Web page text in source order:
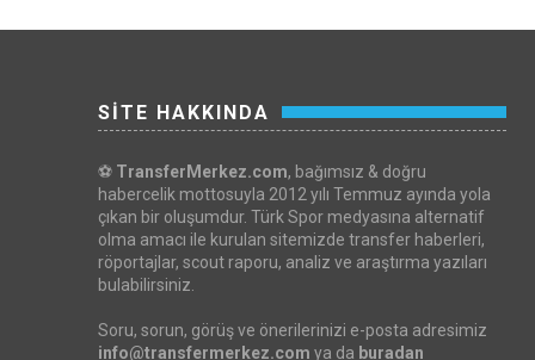
SİTE HAKKINDA
⚽ TransferMerkez.com, bağımsız & doğru
habercelik mottosuyla 2012 yılı Temmuz ayında yola
çıkan bir oluşumdur. Türk Spor medyasına alternatif
olma amacı ile kurulan sitemizde transfer haberleri,
röportajlar, scout raporu, analiz ve araştırma yazıları
bulabilirsiniz.
Soru, sorun, görüş ve önerilerinizi e-posta adresimiz
info@transfermerkez.com ya da buradan